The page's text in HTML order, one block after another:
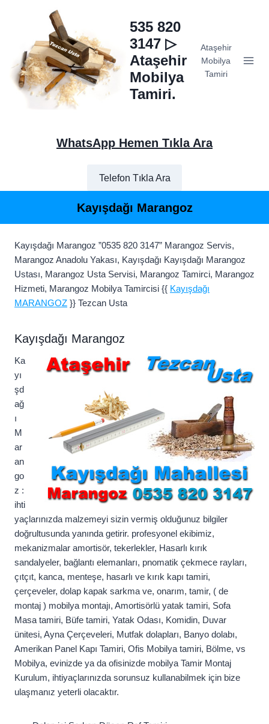
535 820
3147 ▷
Ataşehir
Mobilya
Tamiri.
Ataşehir
Mobilya
Tamiri
WhatsApp Hemen Tıkla Ara
Telefon Tıkla Ara
Kayışdağı Marangoz
Kayışdağı Marangoz ”0535 820 3147” Marangoz Servis,
Marangoz Anadolu Yakası, Kayışdağı Kayışdağı Marangoz
Ustası, Marangoz Usta Servisi, Marangoz Tamirci, Marangoz
Hizmeti, Marangoz Mobilya Tamircisi {{ Kayışdağı
MARANGOZ }} Tezcan Usta
Kayışdağı Marangoz
Ka
yı
şd
ağ
ı
M
ar
an
go
z :
ihti
yaçlarınızda malzemeyi sizin vermiş olduğunuz bilgiler
doğrultusunda yanında getirir. profesyonel ekibimiz,
mekanizmalar amortisör, tekerlekler, Hasarlı kırık
sandalyeler, bağlantı elemanları, pnomatik çekmece rayları,
çıtçıt, kanca, menteşe, hasarlı ve kırık kapı tamiri,
çerçeveler, dolap kapak sarkma ve, onarım, tamir, ( de
montaj ) mobilya montajı, Amortisörlü yatak tamiri, Sofa
Masa tamiri, Büfe tamiri, Yatak Odası, Komidin, Duvar
ünitesi, Ayna Çerçeveleri, Mutfak dolapları, Banyo dolabı,
Amerikan Panel Kapı Tamiri, Ofis Mobilya tamiri, Bölme, vs
Mobilya, evinizde ya da ofisinizde mobilya Tamir Montaj
Kurulum, ihtiyaçlarınızda sorunsuz kullanabilmek için bize
ulaşmanız yeterli olacaktır.